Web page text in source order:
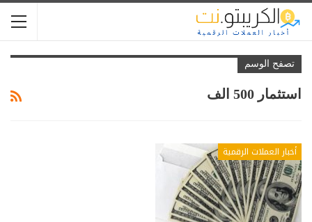
تصفح الوسم
استثمار 500 الف
أخبار العملات الرقمية